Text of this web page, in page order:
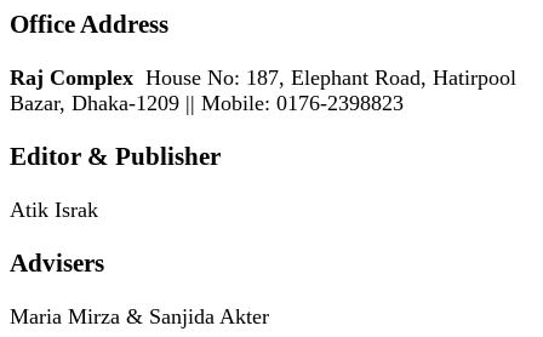
Office Address
Raj Complex House No: 187, Elephant Road, Hatirpool
Bazar, Dhaka-1209 || Mobile: 0176-2398823
Editor & Publisher
Atik Israk
Advisers
Maria Mirza & Sanjida Akter